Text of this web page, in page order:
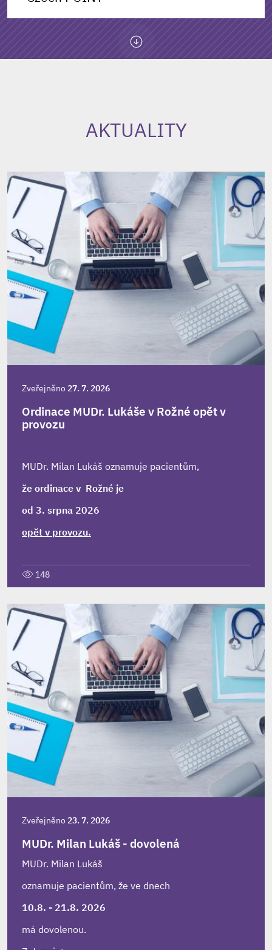
AKTUALITY
Zveřejněno27. 7. 2026
Ordinace MUDr. Lukáše v Rožné opět v
provozu
MUDr. Milan Lukáš oznamuje pacientům,
že ordinace v Rožné je
od 3. srpna 2026
opět v provozu.
148
Zveřejněno23. 7. 2026
MUDr. Milan Lukáš - dovolená
MUDr. Milan Lukáš
oznamuje pacientům, že ve dnech
10.8. - 21.8. 2026
má dovolenou.